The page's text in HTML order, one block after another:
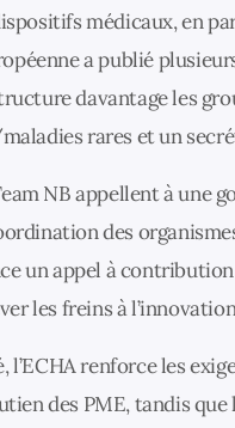
médicaux, en
a publié
davantage les
rares et un
NB appellent à une
des
un appel à
les freins à l’innovation
renforce les
des PME, tandis